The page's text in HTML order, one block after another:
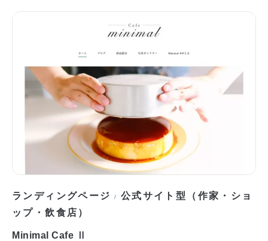
ランディングページ / 公式サイト型（作家・ショ
ップ・飲食店）
Minimal Cafe Ⅱ